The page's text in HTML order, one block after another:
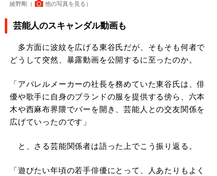
綾野剛（ 他の写真を見る ）
芸能人のスキャンダル動画も
多方面に波紋を広げる東谷氏だが、そもそも何者で
どうして突然、暴露動画を公開するに至ったのか。
「アパレルメーカーの社長を務めていた東谷氏は、俳
優や歌手に自身のブランドの服を提供する傍ら、六本
木や西麻布界隈でバーを開き、芸能人との交友関係を
広げていったのです」
と、さる芸能関係者は語った上でこう振り返る。
「遊びたい年頃の若手俳優にとって、人あたりもよく